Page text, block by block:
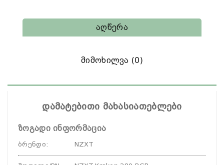
Აღწერა
Მიმოხილვა (0)
დამატებითი მახასიათებლები
ზოგადი ინფორმაცია
ბრენდი: NZXT